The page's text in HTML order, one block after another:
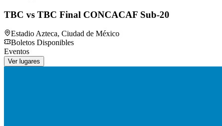
TBC vs TBC Final CONCACAF Sub-20
Estadio Azteca, Ciudad de México
Boletos Disponibles
Eventos
Ver lugares